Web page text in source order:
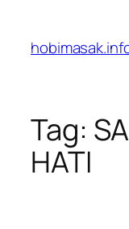
content
Tag:
HATI